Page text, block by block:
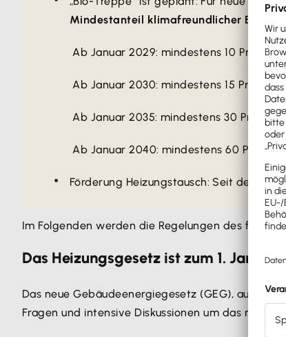
Mindestanteil klimafreundlicher
Ab Januar 2029: mindestens 10 Prozent
Ab Januar 2030: mindestens 15 Prozent
Ab Januar 2035: mindestens 30 Prozent
Ab Januar 2040: mindestens 60 Prozent
Förderung Heizungstausch: Seit dem
Im Folgenden werden die Regelungen des
Das Heizungsgesetz ist zum 1.
Das neue Gebäudeenergiegesetz (GEG), auch als
Fragen und intensive Diskussionen um das neue